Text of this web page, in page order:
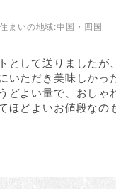
まいの地域:中国・四国
として送りましたが
いただき美味しかっ
どよい量で、おし
ほどよいお値段なの